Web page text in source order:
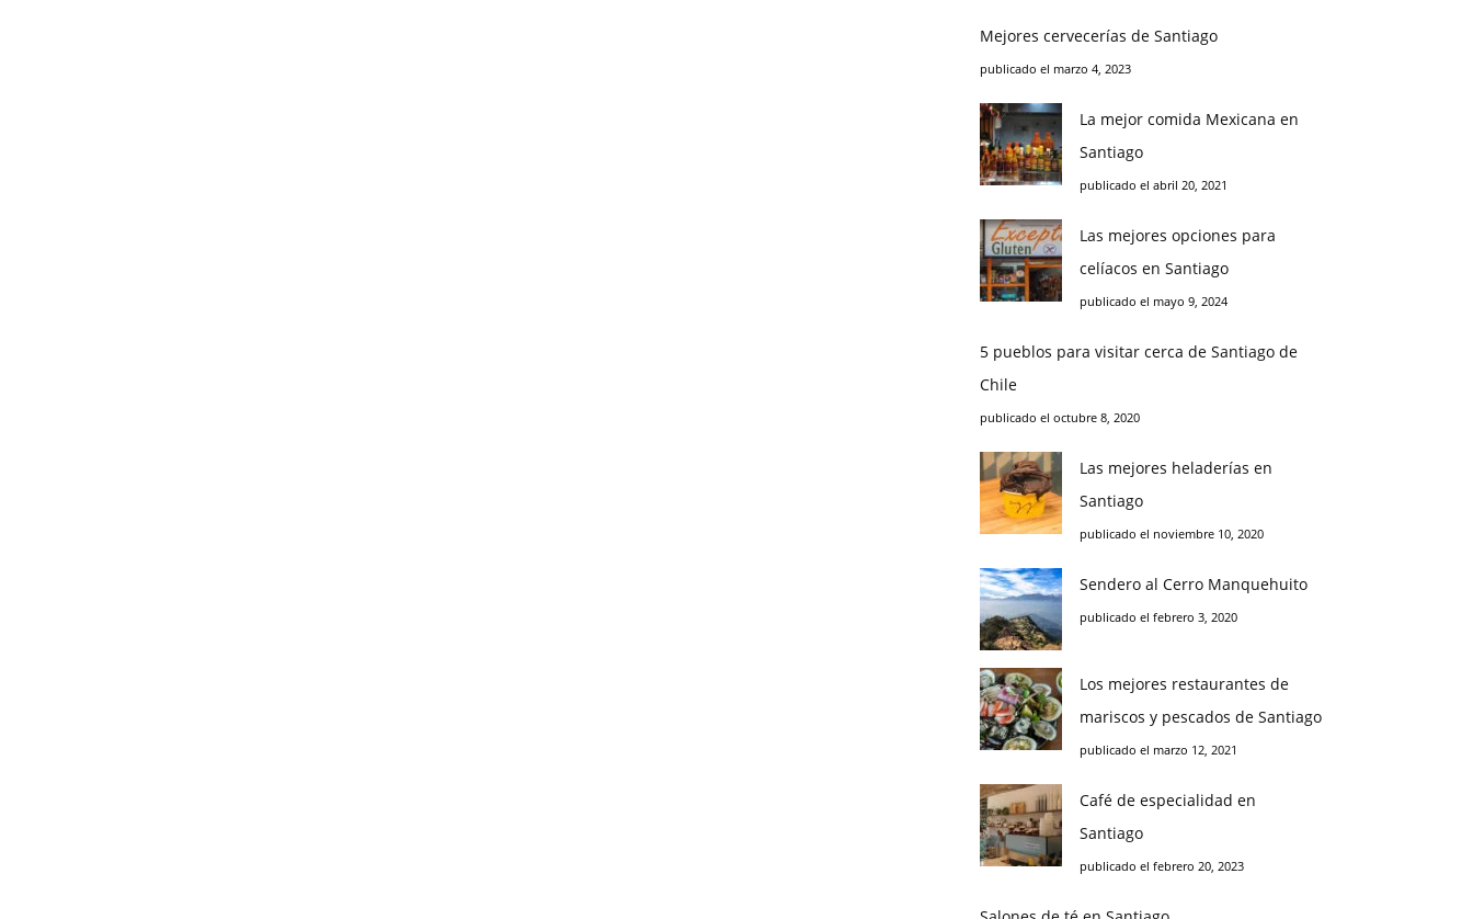
Mejores cervecerías de Santiago
publicado el marzo 4, 2023
La mejor comida Mexicana en
Santiago
publicado el abril 20, 2021
Las mejores opciones para
celíacos en Santiago
publicado el mayo 9, 2024
5 pueblos para visitar cerca de Santiago de
Chile
publicado el octubre 8, 2020
Las mejores heladerías en
Santiago
publicado el noviembre 10, 2020
Sendero al Cerro Manquehuito
publicado el febrero 3, 2020
Los mejores restaurantes de
mariscos y pescados de Santiago
publicado el marzo 12, 2021
Café de especialidad en
Santiago
publicado el febrero 20, 2023